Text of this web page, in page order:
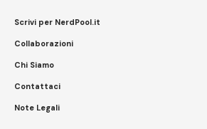
Scrivi per NerdPool.it
Collaborazioni
Chi Siamo
Contattaci
Note Legali